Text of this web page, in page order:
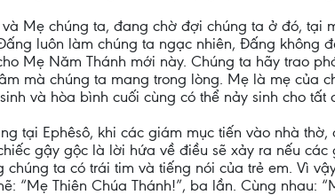
Mẹ chúng ta, đang chờ đợi chúng ta ở đó, tại
luôn làm chúng ta ngạc nhiên, Đấng không
Mẹ Năm Thánh mới này. Chúng ta hãy trao
mà chúng ta mang trong lòng. Mẹ là mẹ của
và hòa bình cuối cùng có thể nảy sinh cho tất
tại Ephêsô, khi các giám mục tiến vào nhà
gậy gộc là lời hứa về điều sẽ xảy ra nếu
ta có trái tim và tiếng nói của trẻ em. Vì
“Mẹ Thiên Chúa Thánh!”, ba lần. Cùng nhau: